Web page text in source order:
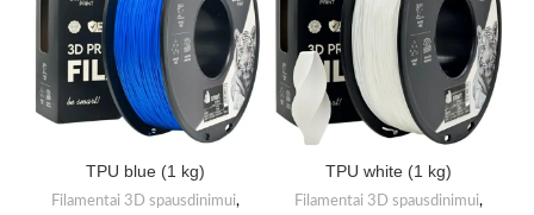
TPU blue (1 kg)
Filamentai 3D spausdinimui,
TPU white (1 kg)
Filamentai 3D spausdinimui,